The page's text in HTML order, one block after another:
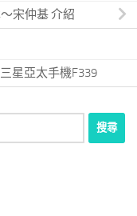
宋仲基 介紹
星亞太手機F339